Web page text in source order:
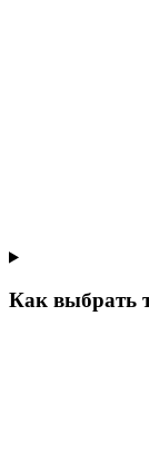
Как выбрать